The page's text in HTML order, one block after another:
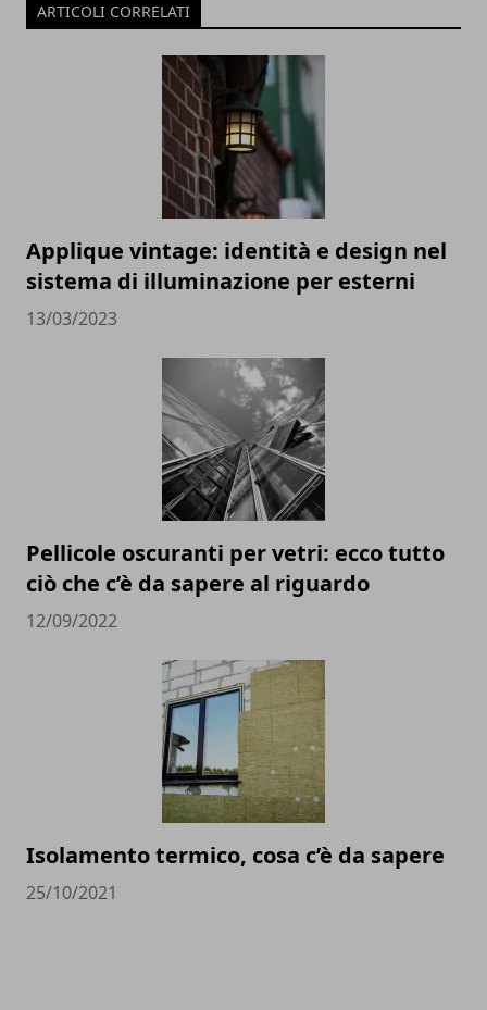
ARTICOLI CORRELATI
Applique vintage: identità e design nel
sistema di illuminazione per esterni
13/03/2023
Pellicole oscuranti per vetri: ecco tutto
ciò che c’è da sapere al riguardo
12/09/2022
Isolamento termico, cosa c’è da sapere
25/10/2021